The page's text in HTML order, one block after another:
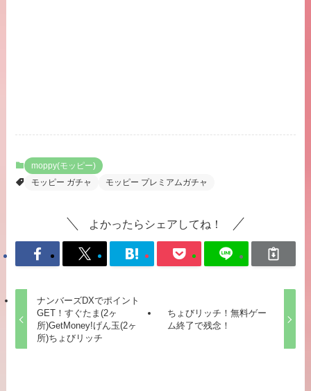
moppy(モッピー)
モッピー ガチャ
モッピー プレミアムガチャ
よかったらシェアしてね！
ナンバーズDXでポイント
GET！すぐたま(2ヶ
所)GetMoney!げん玉(2ヶ
所)ちょびリッチ
ちょびリッチ！無料ゲー
ム終了で残念！